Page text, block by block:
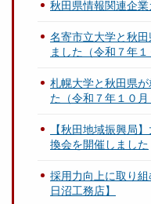
秋田県情報関連企
名寄市立大学と秋
ました（令和７年１
札幌大学と秋田県
た（令和７年１０月
【秋田地域振興局
換会を開催しました
採用力向上に取り
日沼工務店】